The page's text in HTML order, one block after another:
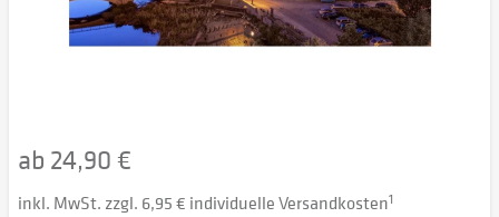
ab 24,90 €
inkl. MwSt. zzgl. 6,95 € individuelle Versandkosten1